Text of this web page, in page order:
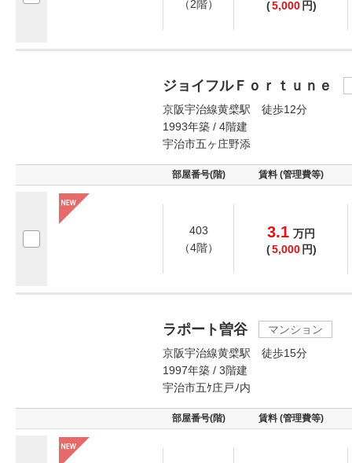
（2階）
(5,000 円)
ジョイフルＦｏｒｔｕｎｅ
京阪宇治線黄檗駅 徒歩12分
1993年築 / 4階建
宇治市五ヶ庄野添
部屋番号(階) 賃料 (管理費等)
403
（4階）
3.1 万円
(5,000 円)
ラポート曽谷
マンション
京阪宇治線黄檗駅 徒歩15分
1997年築 / 3階建
宇治市五ｹ庄戸ﾉ内
部屋番号(階) 賃料 (管理費等)